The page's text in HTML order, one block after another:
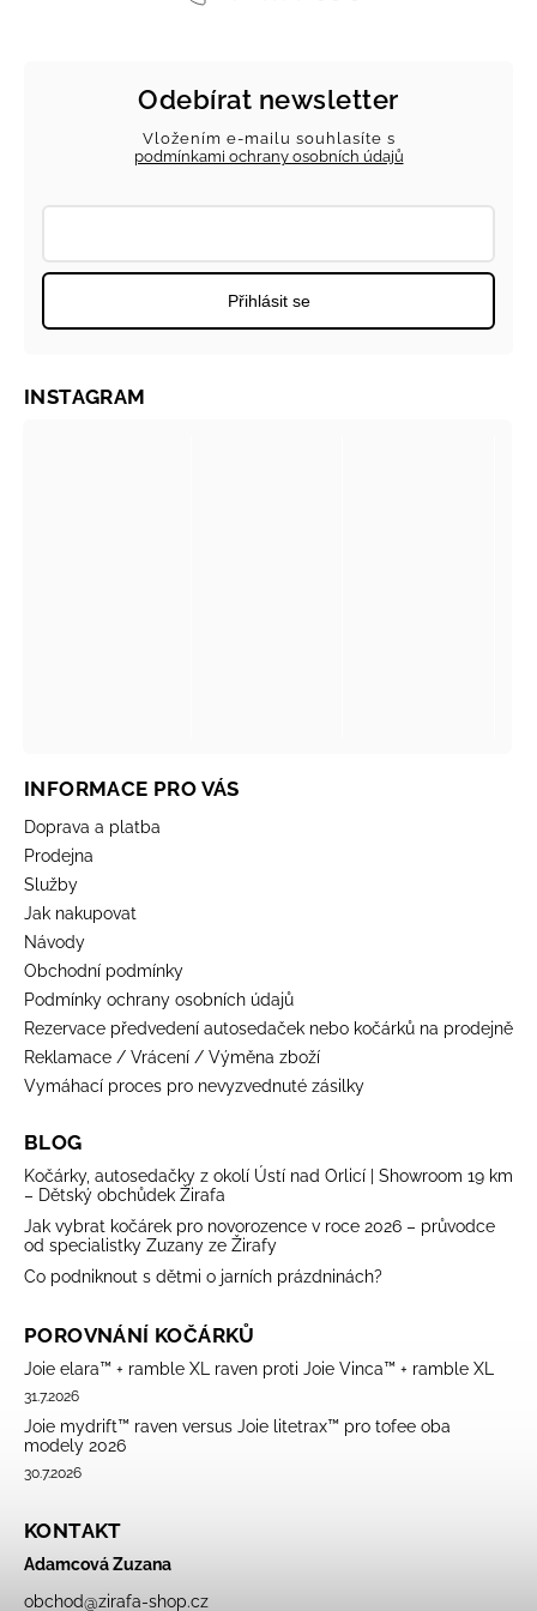
Odebírat newsletter
Vložením e-mailu souhlasíte s
podmínkami ochrany osobních údajů
Přihlásit se
INFORMACE PRO VÁS
Doprava a platba
Prodejna
Služby
Jak nakupovat
Návody
Obchodní podmínky
Podmínky ochrany osobních údajů
Rezervace předvedení autosedaček nebo kočárků na prodejně
Reklamace / Vrácení / Výměna zboží
Vymáhací proces pro nevyzvednuté zásilky
BLOG
Kočárky, autosedačky z okolí Ústí nad Orlicí | Showroom 19 km
– Dětský obchůdek Žirafa
Jak vybrat kočárek pro novorozence v roce 2026 – průvodce
od specialistky Zuzany ze Žirafy
Co podniknout s dětmi o jarních prázdninách?
POROVNÁNÍ KOČÁRKŮ
Joie elara™ + ramble XL raven proti Joie Vinca™ + ramble XL
31.7.2026
Joie mydrift™ raven versus Joie litetrax™ pro tofee oba
modely 2026
30.7.2026
KONTAKT
Adamcová Zuzana
obchod@zirafa-shop.cz
INSTAGRAM